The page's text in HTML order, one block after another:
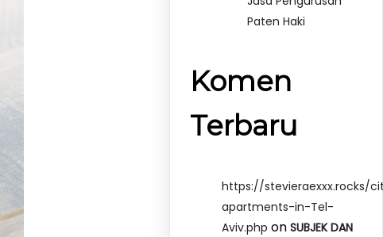
Paten Haki
Komen
Terbaru
https://stevieraexxx.rocks/
apartments-in-Tel-
Aviv.php onSUBJEK DAN